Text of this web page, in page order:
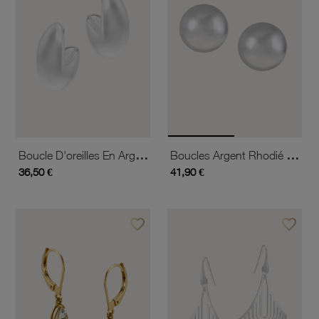
Boucle D'oreilles En Argent Rhodié
36,50 €
Boucles Argent Rhodié Boule 10mm
41,90 €
favorite_borderAjouter à vos favoris favorite_borderAjouter